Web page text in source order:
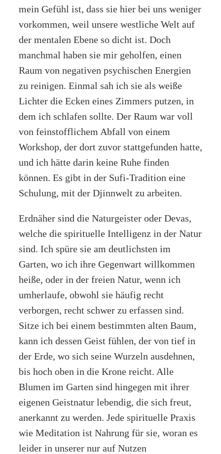
mein Gefühl ist, dass sie hier bei uns weniger
vorkommen, weil unsere westliche Welt auf
der mentalen Ebene so dicht ist. Doch
manchmal haben sie mir geholfen, einen
Raum von negativen psychischen Energien
zu reinigen. Einmal sah ich sie als weiße
Lichter die Ecken eines Zimmers putzen, in
dem ich schlafen sollte. Der Raum war voll
von feinstofflichem Abfall von einem
Workshop, der dort zuvor stattgefunden hatte,
und ich hätte darin keine Ruhe finden
können. Es gibt in der Sufi-Tradition eine
Schulung, mit der Djinnwelt zu arbeiten.
Erdnäher sind die Naturgeister oder Devas,
welche die spirituelle Intelligenz in der Natur
sind. Ich spüre sie am deutlichsten im
Garten, wo ich ihre Gegenwart willkommen
heiße, oder in der freien Natur, wenn ich
umherlaufe, obwohl sie häufig recht
verborgen, recht schwer zu erfassen sind.
Sitze ich bei einem bestimmten alten Baum,
kann ich dessen Geist fühlen, der von tief in
der Erde, wo sich seine Wurzeln ausdehnen,
bis hoch oben in die Krone reicht. Alle
Blumen im Garten sind hingegen mit ihrer
eigenen Geistnatur lebendig, die sich freut,
anerkannt zu werden. Jede spirituelle Praxis
wie Meditation ist Nahrung für sie, woran es
leider in unserer nur auf Nutzen